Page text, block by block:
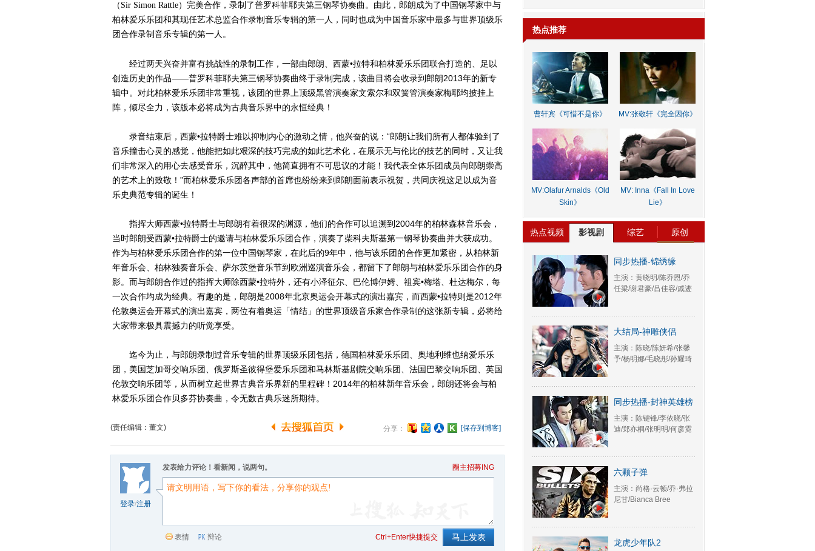
（Sir Simon Rattle）完美合作，录制了普罗科菲耶夫第三钢琴协奏曲。由此，郎朗成为了中国钢琴家中与
柏林爱乐乐团和其现任艺术总监合作录制音乐专辑的第一人，同时也成为中国音乐家中最多与世界顶级乐
团合作录制音乐专辑的第一人。
经过两天兴奋并富有挑战性的录制工作，一部由郎朗、西蒙•拉特和柏林爱乐乐团联合打造的、足以
创造历史的作品——普罗科菲耶夫第三钢琴协奏曲终于录制完成，该曲目将会收录到郎朗2013年的新专
辑中。对此柏林爱乐乐团非常重视，该团的世界上顶级黑管演奏家文索尔和双簧管演奏家梅耶均披挂上
阵，倾尽全力，该版本必将成为古典音乐界中的永恒经典！
录音结束后，西蒙•拉特爵士难以抑制内心的激动之情，他兴奋的说：“郎朗让我们所有人都体验到了
音乐撞击心灵的感觉，他能把如此艰深的技巧完成的如此艺术化，在展示无与伦比的技艺的同时，又让我
们非常深入的用心去感受音乐，沉醉其中，他简直拥有不可思议的才能！我代表全体乐团成员向郎朗崇高
的艺术上的致敬！”而柏林爱乐乐团各声部的首席也纷纷来到郎朗面前表示祝贺，共同庆祝这足以成为音
乐史典范专辑的诞生！
指挥大师西蒙•拉特爵士与郎朗有着很深的渊源，他们的合作可以追溯到2004年的柏林森林音乐会，
当时郎朗受西蒙•拉特爵士的邀请与柏林爱乐乐团合作，演奏了柴科夫斯基第一钢琴协奏曲并大获成功。
作为与柏林爱乐乐团合作的第一位中国钢琴家，在此后的9年中，他与该乐团的合作更加紧密，从柏林新
年音乐会、柏林独奏音乐会、萨尔茨堡音乐节到欧洲巡演音乐会，都留下了郎朗与柏林爱乐乐团合作的身
影。而与郎朗合作过的指挥大师除西蒙•拉特外，还有小泽征尔、巴伦博伊姆、祖宾•梅塔、杜达梅尔，每
一次合作均成为经典。有趣的是，郎朗是2008年北京奥运会开幕式的演出嘉宾，而西蒙•拉特则是2012年
伦敦奥运会开幕式的演出嘉宾，两位有着奥运「情结」的世界顶级音乐家合作录制的这张新专辑，必将给
大家带来极具震撼力的听觉享受。
迄今为止，与郎朗录制过音乐专辑的世界顶级乐团包括，德国柏林爱乐乐团、奥地利维也纳爱乐乐
团，美国芝加哥交响乐团、俄罗斯圣彼得堡爱乐乐团和马林斯基剧院交响乐团、法国巴黎交响乐团、英国
伦敦交响乐团等，从而树立起世界古典音乐界新的里程碑！2014年的柏林新年音乐会，郎朗还将会与柏
林爱乐乐团合作贝多芬协奏曲，令无数古典乐迷所期待。
(责任编辑：董文) 分享： [保存到博客]
登录/注册
发表给力评论！看新闻，说两句。 圈主招募ING
表情 辩论 Ctrl+Enter快捷提交
热点推荐
曹轩宾《可惜不是你》 MV:张敬轩《完全因你》
MV:Olafur Arnalds《Old
Skin》
MV: Inna《Fall In Love
Lie》
热点视频 影视剧 综艺 原创
同步热播-锦绣缘
主演：黄晓明/陈乔恩/乔
任梁/谢君豪/吕佳容/戚迹
大结局-神雕侠侣
主演：陈晓/陈妍希/张馨
予/杨明娜/毛晓彤/孙耀琦
同步热播-封神英雄榜
主演：陈键锋/李依晓/张
迪/郑亦桐/张明明/何彦霓
六颗子弹
主演：尚格·云顿/乔·弗拉
尼甘/Bianca Bree
龙虎少年队2